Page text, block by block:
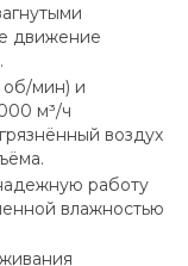
движение
об/мин) и
м³/ч
воздух
работу
влажностью